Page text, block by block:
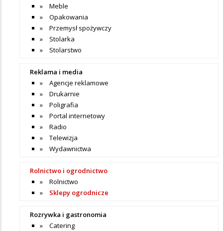
Meble
Opakowania
Przemysł spożywczy
Stolarka
Stolarstwo
Reklama i media
Agencje reklamowe
Drukarnie
Poligrafia
Portal internetowy
Radio
Telewizja
Wydawnictwa
Rolnictwo i ogrodnictwo
Rolnictwo
Sklepy ogrodnicze
Rozrywka i gastronomia
Catering